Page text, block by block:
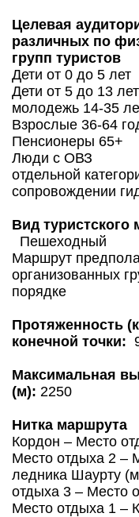
Целевая
различных по
групп туристов
Дети от 0 до 5
Дети от 5 до
молодежь 14-
Взрослые 36-
Пенсионеры
Люди с ОВЗ
отдельной
сопровождении
Вид туристского
Пешеходный
Маршрут
организованных
порядке
Протяженность
конечной точки:
Максимальная
(м): 2250
Нитка маршрута
Кордон – Место
Место отдыха 2 –
ледника Шаурту
отдыха 3 – Место
Место отдыха 1 –